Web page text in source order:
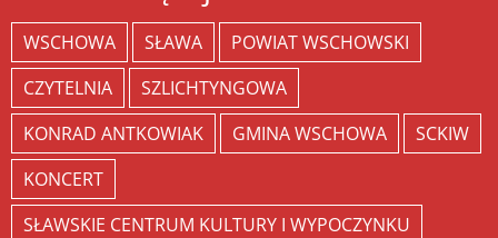
WSCHOWA SŁAWA
POWIAT WSCHOWSKI
CZYTELNIA
SZLICHTYNGOWA
KONRAD ANTKOWIAK
GMINA WSCHOWA
SCKIW
KONCERT
SŁAWSKIE CENTRUM KULTURY I WYPOCZYNKU